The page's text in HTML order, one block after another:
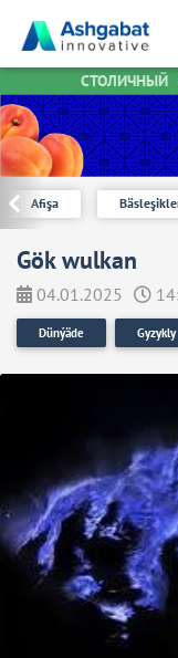
СТОЛИЧНЫЙ
Afişa
Gök wulkan
04.01.2025
Dünýäde Gyzykly